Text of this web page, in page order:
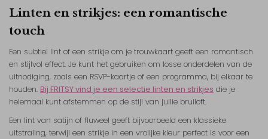
Linten en strikjes: een romantische
touch
Een subtiel lint of een strikje om je trouwkaart geeft een romantisch
en stijlvol effect. Je kunt het gebruiken om losse onderdelen van de
uitnodiging, zoals een RSVP-kaartje of een programma, bij elkaar te
houden. Bij FRITSY vind je een selectie linten en strikjes die je
helemaal kunt afstemmen op de stijl van jullie bruiloft.
Een lint van satijn of fluweel geeft bijvoorbeeld een klassieke
uitstraling, terwijl een strikje in een vrolijke kleur perfect is voor een